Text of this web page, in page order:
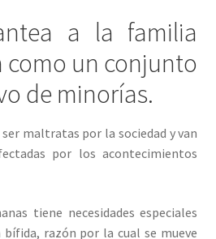
a la familia
como un conjunto
de minorías.
maltratas por la sociedad y van
por los acontecimientos
tiene necesidades especiales
bífida, razón por la cual se mueve